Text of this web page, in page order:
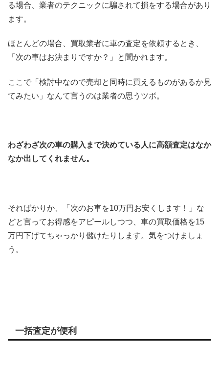
る場合、業者のテクニックに騙されて損をする場合があり
ます。
ほとんどの場合、買取業者に車の査定を依頼するとき、
「次の車はお決まりですか？」と聞かれます。
ここで「検討中なので売却と同時に買えるものがあるか見
てみたい」なんて言うのは業者の思うツボ。
わざわざ次の車の購入まで決めている人に高額査定はなか
なか出してくれません。
そればかりか、「次のお車を10万円お安くします！」な
どと言ってお得感をアピールしつつ、車の買取価格を15
万円下げてちゃっかり儲けたりします。気をつけましょ
う。
一括査定が便利